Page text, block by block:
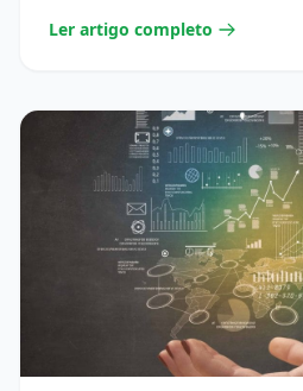
Ler artigo completo